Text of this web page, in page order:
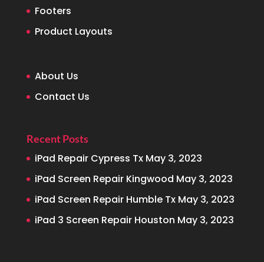
Footers
Product Layouts
About Us
Contact Us
Recent Posts
iPad Repair Cypress Tx May 3, 2023
iPad Screen Repair Kingwood May 3, 2023
iPad Screen Repair Humble Tx May 3, 2023
iPad 3 Screen Repair Houston May 3, 2023